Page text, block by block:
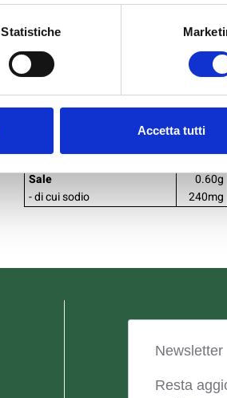
Statistiche
Accetta tutti
Energia
284 Kcal
1190 KJ
Grassi
4.80g
Carboidrati
9.80g
0.40g
Sale
0.60g
- di cui sodio
240mg
Newsletter
Resta